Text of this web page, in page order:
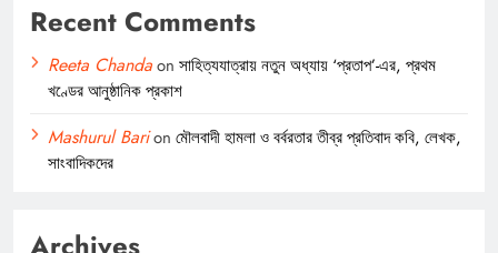
Recent Comments
Reeta Chandaon সাহিত্যযাত্রায় নতুন অধ্যায় ‘প্রতাপ’-এর, প্রথম
খণ্ডের আনুষ্ঠানিক প্রকাশ
Mashurul Barion মৌলবাদী হামলা ও বর্বরতার তীব্র প্রতিবাদ কবি, লেখক,
সাংবাদিকদের